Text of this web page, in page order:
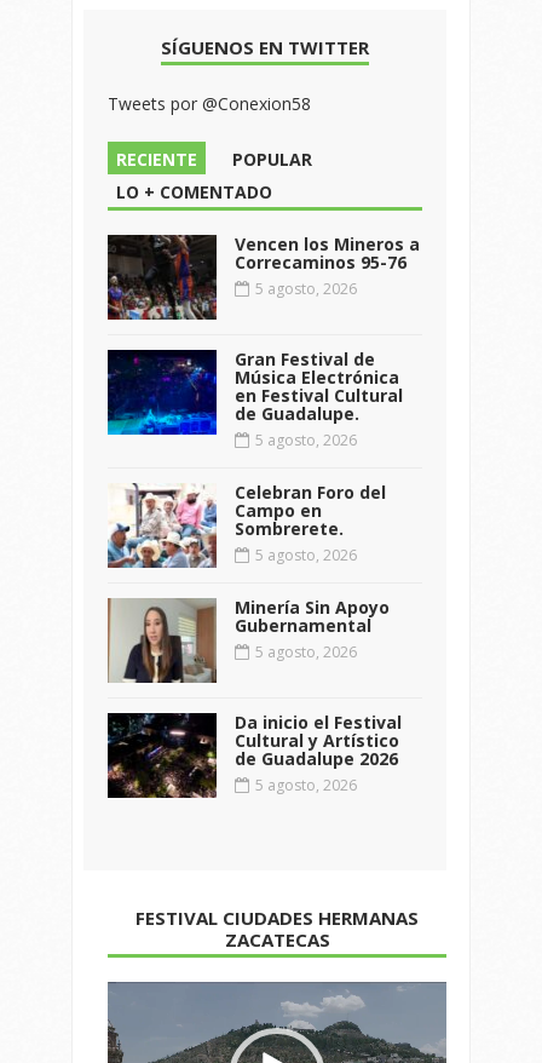
SÍGUENOS EN TWITTER
Tweets por @Conexion58
RECIENTE
POPULAR
LO + COMENTADO
Vencen los Mineros a
Correcaminos 95-76
5 agosto, 2026
Gran Festival de
Música Electrónica
en Festival Cultural
de Guadalupe.
5 agosto, 2026
Celebran Foro del
Campo en
Sombrerete.
5 agosto, 2026
Minería Sin Apoyo
Gubernamental
5 agosto, 2026
Da inicio el Festival
Cultural y Artístico
de Guadalupe 2026
5 agosto, 2026
FESTIVAL CIUDADES HERMANAS
ZACATECAS
de
vídeo